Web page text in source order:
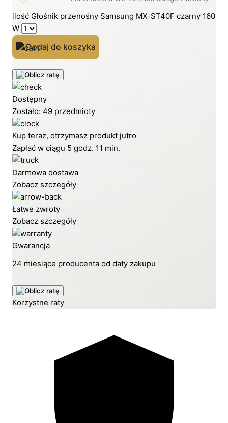
ilość Głośnik przenośny Samsung MX-ST40F czarny 160
W
Dodaj do koszyka
Dostępny
Zostało: 49 przedmioty
Kup teraz, otrzymasz produkt jutro
Zapłać w ciągu 5 godz. 11 min.
Darmowa dostawa
Zobacz szczegóły
Łatwe zwroty
Zobacz szczegóły
Gwarancja
24 miesiące producenta od daty zakupu
Korzystne raty